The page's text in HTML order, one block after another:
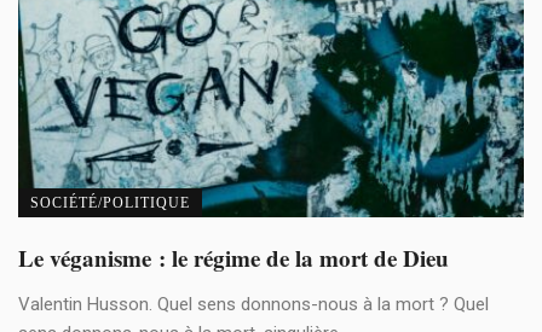
SOCIÉTÉ/POLITIQUE
Le véganisme : le régime de la mort de Dieu
Valentin Husson. Quel sens donnons-nous à la mort ? Quel